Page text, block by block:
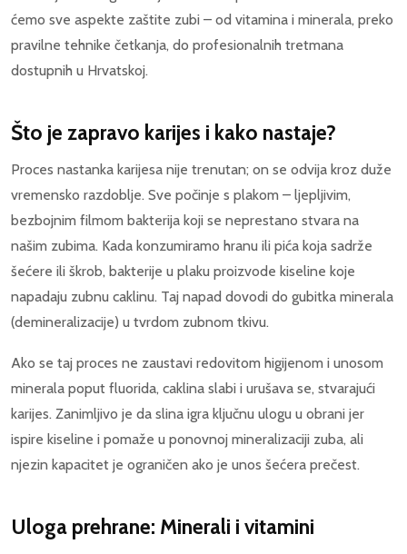
ćemo sve aspekte zaštite zubi – od vitamina i minerala, preko
pravilne tehnike četkanja, do profesionalnih tretmana
dostupnih u Hrvatskoj.
Što je zapravo karijes i kako nastaje?
Proces nastanka karijesa nije trenutan; on se odvija kroz duže
vremensko razdoblje. Sve počinje s plakom – ljepljivim,
bezbojnim filmom bakterija koji se neprestano stvara na
našim zubima. Kada konzumiramo hranu ili pića koja sadrže
šećere ili škrob, bakterije u plaku proizvode kiseline koje
napadaju zubnu caklinu. Taj napad dovodi do gubitka minerala
(demineralizacije) u tvrdom zubnom tkivu.
Ako se taj proces ne zaustavi redovitom higijenom i unosom
minerala poput fluorida, caklina slabi i urušava se, stvarajući
karijes. Zanimljivo je da slina igra ključnu ulogu u obrani jer
ispire kiseline i pomaže u ponovnoj mineralizaciji zuba, ali
njezin kapacitet je ograničen ako je unos šećera prečest.
Uloga prehrane: Minerali i vitamini